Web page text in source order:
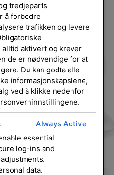
tredjeparts
å forbedre
trafikken og levere
aktivert og krever
de er nødvendige for at
Du kan godta alle
informasjonskapslene,
ved å klikke nedenfor
Always Active
essential
log-ins and
data.